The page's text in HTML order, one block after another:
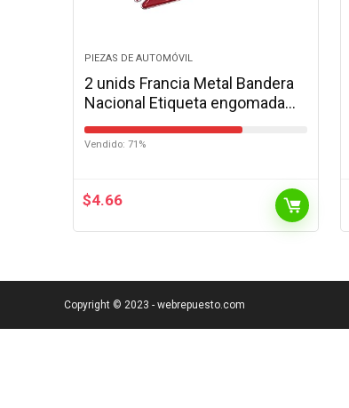
PIEZAS DE AUTOMÓVIL
2 unids Francia Metal Bandera
Nacional Etiqueta engomada
del automóvil Insignia Metal
American Flag Auto Decal
Vendido: 71%
$4.66
Copyright © 2023 - webrepuesto.com